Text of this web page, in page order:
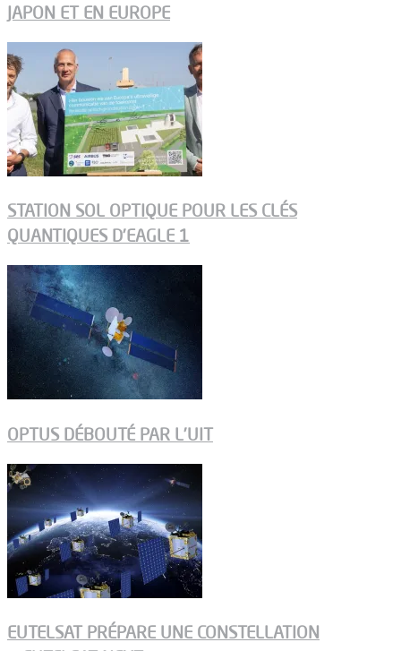
JAPON ET EN EUROPE
STATION SOL OPTIQUE POUR LES CLÉS
QUANTIQUES D’EAGLE 1
OPTUS DÉBOUTÉ PAR L’UIT
EUTELSAT PRÉPARE UNE CONSTELLATION